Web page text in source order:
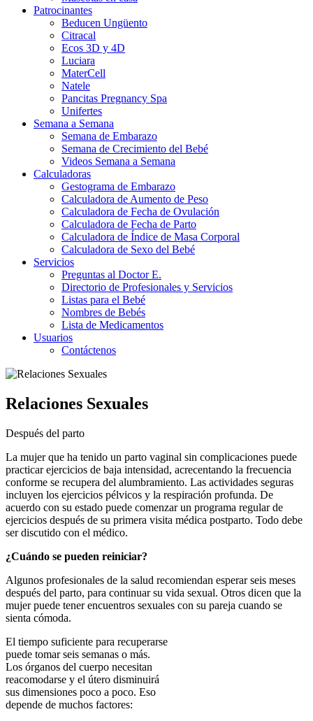
Patrocinantes
Beducen Ungüento
Citracal
Ecos 3D y 4D
Luciara
MaterCell
Natele
Pancitas Pregnancy Spa
Unifertes
Semana a Semana
Semana de Embarazo
Semana de Crecimiento del Bebé
Videos Semana a Semana
Calculadoras
Gestograma de Embarazo
Calculadora de Aumento de Peso
Calculadora de Fecha de Ovulación
Calculadora de Fecha de Parto
Calculadora de Índice de Masa Corporal
Calculadora de Sexo del Bebé
Servicios
Preguntas al Doctor E.
Directorio de Profesionales y Servicios
Listas para el Bebé
Nombres de Bebés
Lista de Medicamentos
Usuarios
Contáctenos
Relaciones Sexuales
Después del parto
La mujer que ha tenido un parto vaginal sin complicaciones puede
practicar ejercicios de baja intensidad, acrecentando la frecuencia
conforme se recupera del alumbramiento. Las actividades seguras
incluyen los ejercicios pélvicos y la respiración profunda. De
acuerdo con su estado puede comenzar un programa regular de
ejercicios después de su primera visita médica postparto. Todo debe
ser discutido con el médico.
¿Cuándo se pueden reiniciar?
Algunos profesionales de la salud recomiendan esperar seis meses
después del parto, para continuar su vida sexual. Otros dicen que la
mujer puede tener encuentros sexuales con su pareja cuando se
sienta cómoda.
El tiempo suficiente para recuperarse
puede tomar seis semanas o más.
Los órganos del cuerpo necesitan
reacomodarse y el útero disminuirá
sus dimensiones poco a poco. Eso
depende de muchos factores: